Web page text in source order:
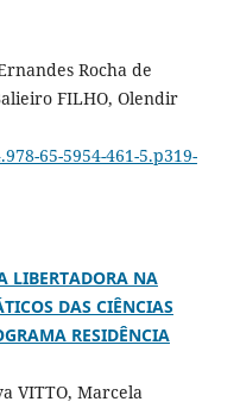
Rocha de
FILHO, Olendir
65-5954-461-5.p319-
LIBERTADORA NA
DAS CIÊNCIAS
RESIDÊNCIA
VITTO, Marcela